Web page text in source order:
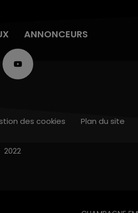
ANNONCEURS
des cookies Plan du site
2022